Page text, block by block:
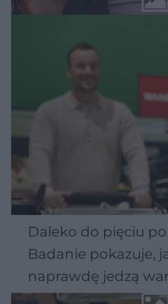
Daleko do pięciu
Badanie pokazuje,
naprawdę jedzą